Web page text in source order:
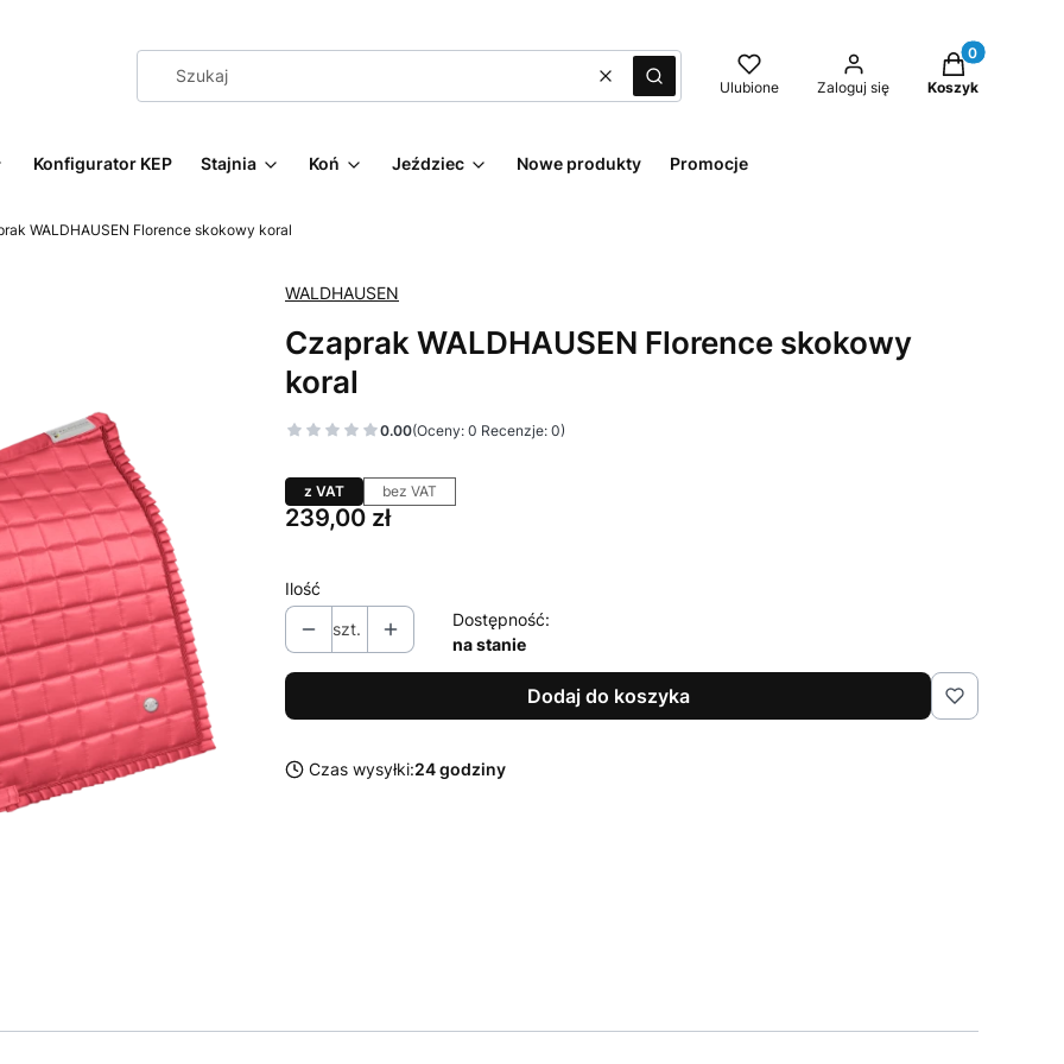
WyczyśćSzukaj Ulubione Zaloguj się
Produkty w
Koszyk
Konfigurator KEP Stajnia Koń Jeździec Nowe produkty Promocje
WALDHAUSEN Florence skokowy koral
WALDHAUSEN
Czaprak WALDHAUSEN Florence skokowy
koral
0.00(Oceny: 0 Recenzje: 0)
z VAT bez VAT
Cena
239,00 zł
Ilość
szt.
Dostępność:
na stanie
Dodaj do koszyka
Czas wysyłki:24 godziny